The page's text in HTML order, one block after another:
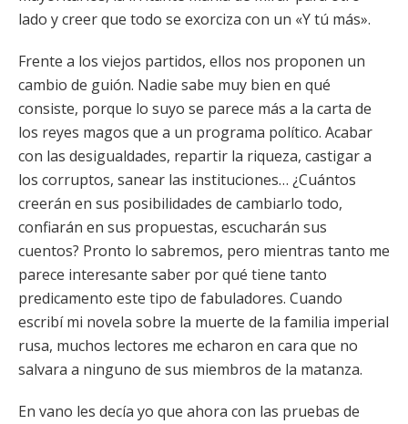
lado y creer que todo se exorciza con un «Y tú más».
Frente a los viejos partidos, ellos nos proponen un
cambio de guión. Nadie sabe muy bien en qué
consiste, porque lo suyo se parece más a la carta de
los reyes magos que a un programa político. Acabar
con las desigualdades, repartir la riqueza, castigar a
los corruptos, sanear las instituciones… ¿Cuántos
creerán en sus posibilidades de cambiarlo todo,
confiarán en sus propuestas, escucharán sus
cuentos? Pronto lo sabremos, pero mientras tanto me
parece interesante saber por qué tiene tanto
predicamento este tipo de fabuladores. Cuando
escribí mi novela sobre la muerte de la familia imperial
rusa, muchos lectores me echaron en cara que no
salvara a ninguno de sus miembros de la matanza.
En vano les decía yo que ahora con las pruebas de